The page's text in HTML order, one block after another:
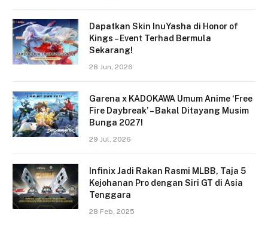
Dapatkan Skin InuYasha di Honor of
Kings – Event Terhad Bermula
Sekarang!
28 Jun, 2026
Garena x KADOKAWA Umum Anime ‘Free
Fire Daybreak’ – Bakal Ditayang Musim
Bunga 2027!
29 Jul, 2026
Infinix Jadi Rakan Rasmi MLBB, Taja 5
Kejohanan Pro dengan Siri GT di Asia
Tenggara
28 Feb, 2025